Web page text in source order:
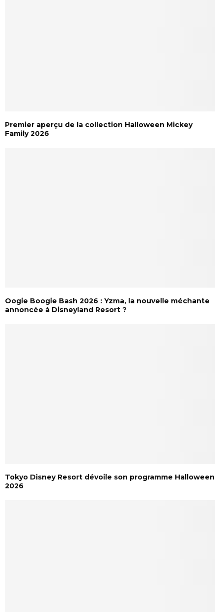
Premier aperçu de la collection Halloween Mickey
Family 2026
Oogie Boogie Bash 2026 : Yzma, la nouvelle méchante
annoncée à Disneyland Resort ?
Tokyo Disney Resort dévoile son programme Halloween
2026